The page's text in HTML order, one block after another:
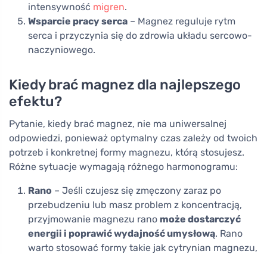
intensywność migren.
Wsparcie pracy serca – Magnez reguluje rytm
serca i przyczynia się do zdrowia układu sercowo-
naczyniowego.
Kiedy brać magnez dla najlepszego
efektu?
Pytanie, kiedy brać magnez, nie ma uniwersalnej
odpowiedzi, ponieważ optymalny czas zależy od twoich
potrzeb i konkretnej formy magnezu, którą stosujesz.
Różne sytuacje wymagają różnego harmonogramu:
Rano – Jeśli czujesz się zmęczony zaraz po
przebudzeniu lub masz problem z koncentracją,
przyjmowanie magnezu rano może dostarczyć
energii i poprawić wydajność umysłową. Rano
warto stosować formy takie jak cytrynian magnezu,